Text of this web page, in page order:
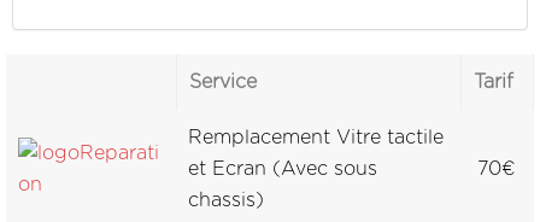
Service Tarif
Remplacement Vitre tactile
et Ecran (Avec sous
chassis)
70€